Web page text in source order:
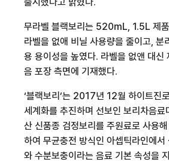
무라벨 블랙보리는 520mL, 1.5L 제
라벨을 없애 비닐 사용량을 줄이고, 분
용 용이성을 높였다. 라벨을 없앤 대신
음 포장 측면에 기재했다.
‘블랙보리’는 2017년 12월 하이트진
세계화를 추진하며 선보인 보리차음료
산 신품종 검정보리를 주원료로 사용
하여 무균충전 방식인 아셉틱라인에서
와 수분보충이라는 음료 기본 속성을